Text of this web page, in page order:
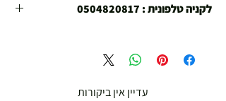
לקניה טלפונית : 0504820817
עדיין אין ביקורות